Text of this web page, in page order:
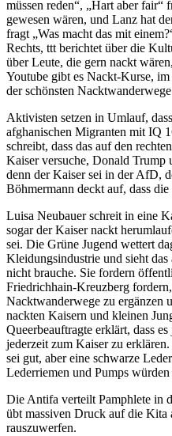
müssen reden“, „Hart aber fair“
gewesen wären, und Lanz hat
fragt „Was macht das mit
Rechts, ttt berichtet über die
über Leute, die gern nackt
Youtube gibt es Nackt-Kurse,
der schönsten
Aktivisten setzen in Umlauf,
afghanischen Migranten mit IQ
schreibt, dass das auf den
Kaiser versuche, Donald Trump
denn der Kaiser sei in der AfD,
Böhmermann deckt auf, dass
Luisa Neubauer schreit in eine
sogar der Kaiser nackt
sei. Die Grüne Jugend wettert
Kleidungsindustrie und sieht
nicht brauche. Sie fordern
Friedrichhain-Kreuzberg
Nacktwanderwege zu ergänzen
nackten Kaisern und kleinen
Queerbeauftragte erklärt, dass
jederzeit zum Kaiser zu
sei gut, aber eine schwarze
Lederriemen und Pumps
Die Antifa verteilt Pamphlete in
übt massiven Druck auf die Kita
rauszuwerfen.